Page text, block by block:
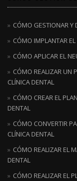
CÓMO GESTIONAR Y
CÓMO IMPLANTAR
CÓMO APLICAR EL
CÓMO REALIZAR UN
CLÍNICA DENTAL
CÓMO CREAR EL
DENTAL
CÓMO CONVERTIR
CLÍNICA DENTAL
CÓMO REALIZAR EL
DENTAL
CÓMO REALIZAR EL